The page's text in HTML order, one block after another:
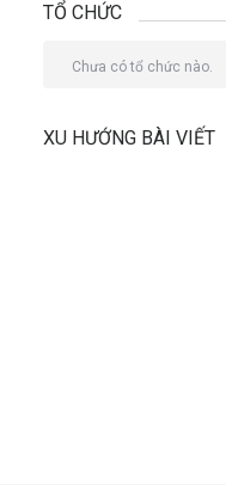
TỔ CHỨC
Chưa có tổ chức nào.
XU HƯỚNG BÀI VIẾT